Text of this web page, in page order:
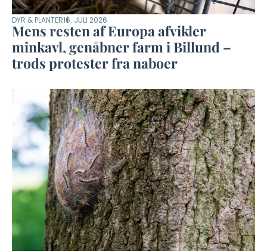
DYR & PLANTER16. JULI 2026
Mens resten af Europa afvikler
minkavl, genåbner farm i Billund –
trods protester fra naboer